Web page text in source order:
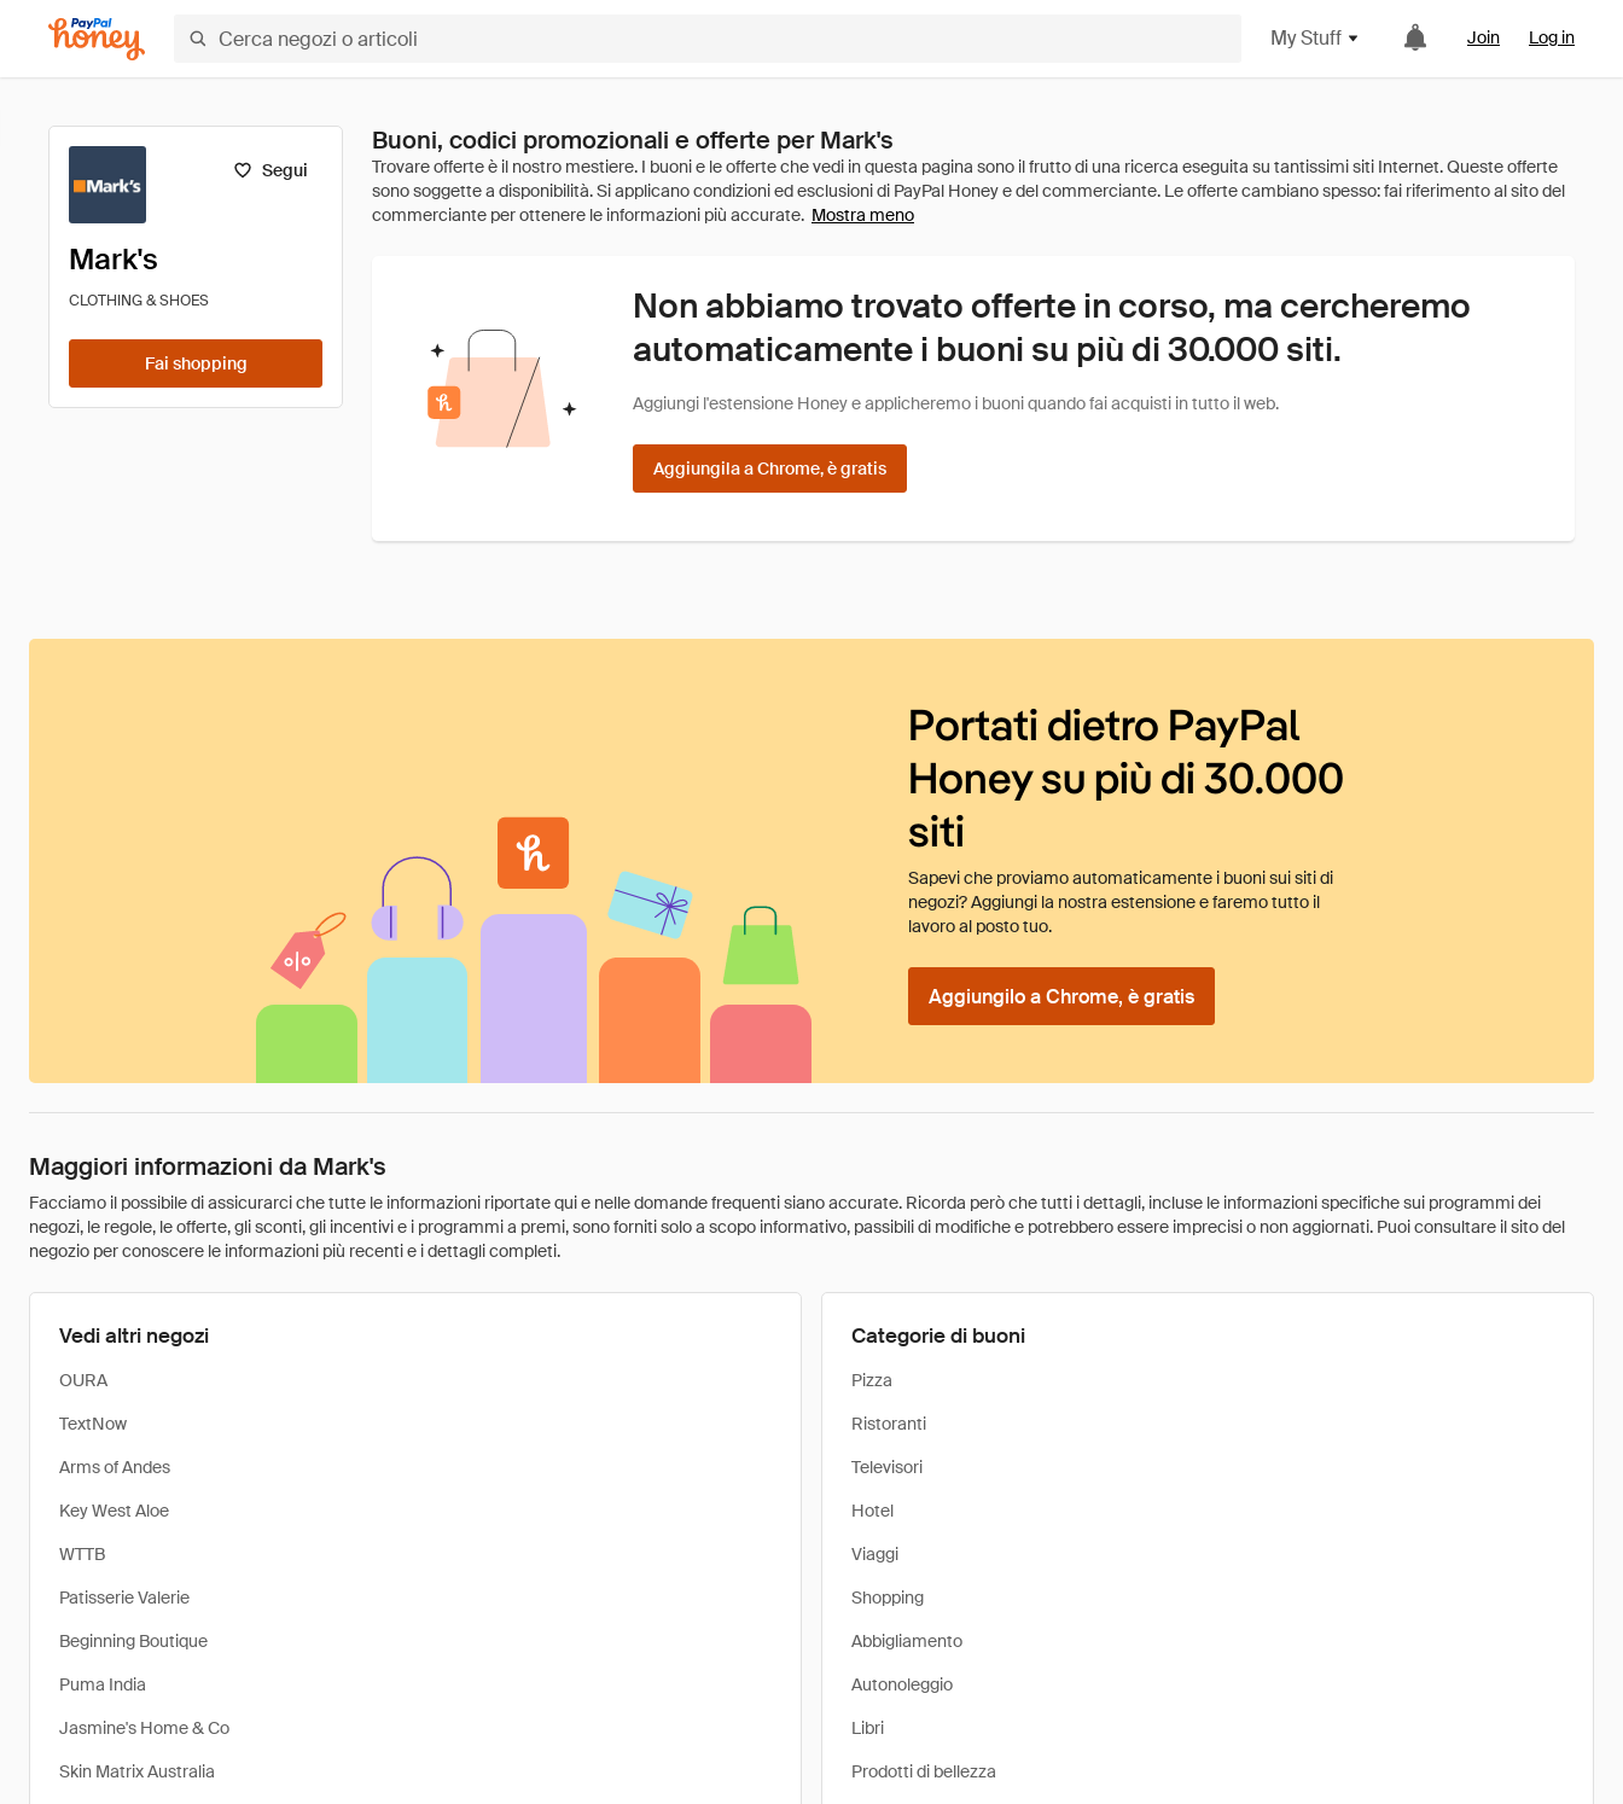
My Stuff Join Log in
Segui
Mark's
CLOTHING & SHOES
Fai shopping
Buoni, codici promozionali e offerte per Mark's
Mostra meno
Non abbiamo trovato offerte in corso, ma cercheremo
automaticamente i buoni su più di 30.000 siti.
Aggiungi l'estensione Honey e applicheremo i buoni quando fai acquisti in tutto il web.
Aggiungila a Chrome, è gratis
Portati dietro PayPal
Honey su più di 30.000
siti
Sapevi che proviamo automaticamente i buoni sui siti di
negozi? Aggiungi la nostra estensione e faremo tutto il
lavoro al posto tuo.
Aggiungilo a Chrome, è gratis
Maggiori informazioni da Mark's
Facciamo il possibile di assicurarci che tutte le informazioni riportate qui e nelle domande frequenti siano accurate. Ricorda però che tutti i dettagli, incluse le informazioni specifiche sui programmi dei
negozi, le regole, le offerte, gli sconti, gli incentivi e i programmi a premi, sono forniti solo a scopo informativo, passibili di modifiche e potrebbero essere imprecisi o non aggiornati. Puoi consultare il sito del
negozio per conoscere le informazioni più recenti e i dettagli completi.
Vedi altri negozi
OURA
TextNow
Arms of Andes
Key West Aloe
WTTB
Patisserie Valerie
Beginning Boutique
Puma India
Jasmine's Home & Co
Skin Matrix Australia
Categorie di buoni
Pizza
Ristoranti
Televisori
Hotel
Viaggi
Shopping
Abbigliamento
Autonoleggio
Libri
Prodotti di bellezza